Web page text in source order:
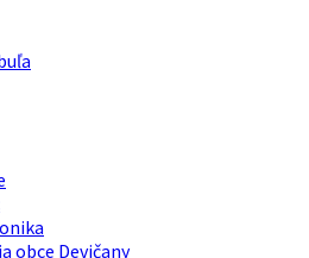
obce Devičany